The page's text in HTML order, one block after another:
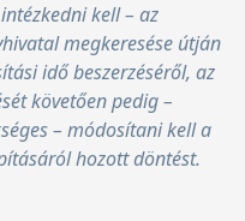
kell – az
megkeresése útján
idő beszerzéséről, az
követően pedig –
– módosítani kell a
hozott döntést.